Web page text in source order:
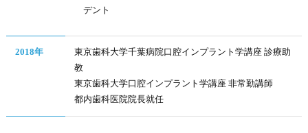
デント
2018年
東京歯科大学千葉病院口腔インプラント学講座 診療助
教
東京歯科大学口腔インプラント学講座 非常勤講師
都内歯科医院院長就任